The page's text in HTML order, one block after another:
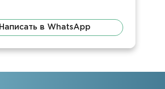
Написать в WhatsApp